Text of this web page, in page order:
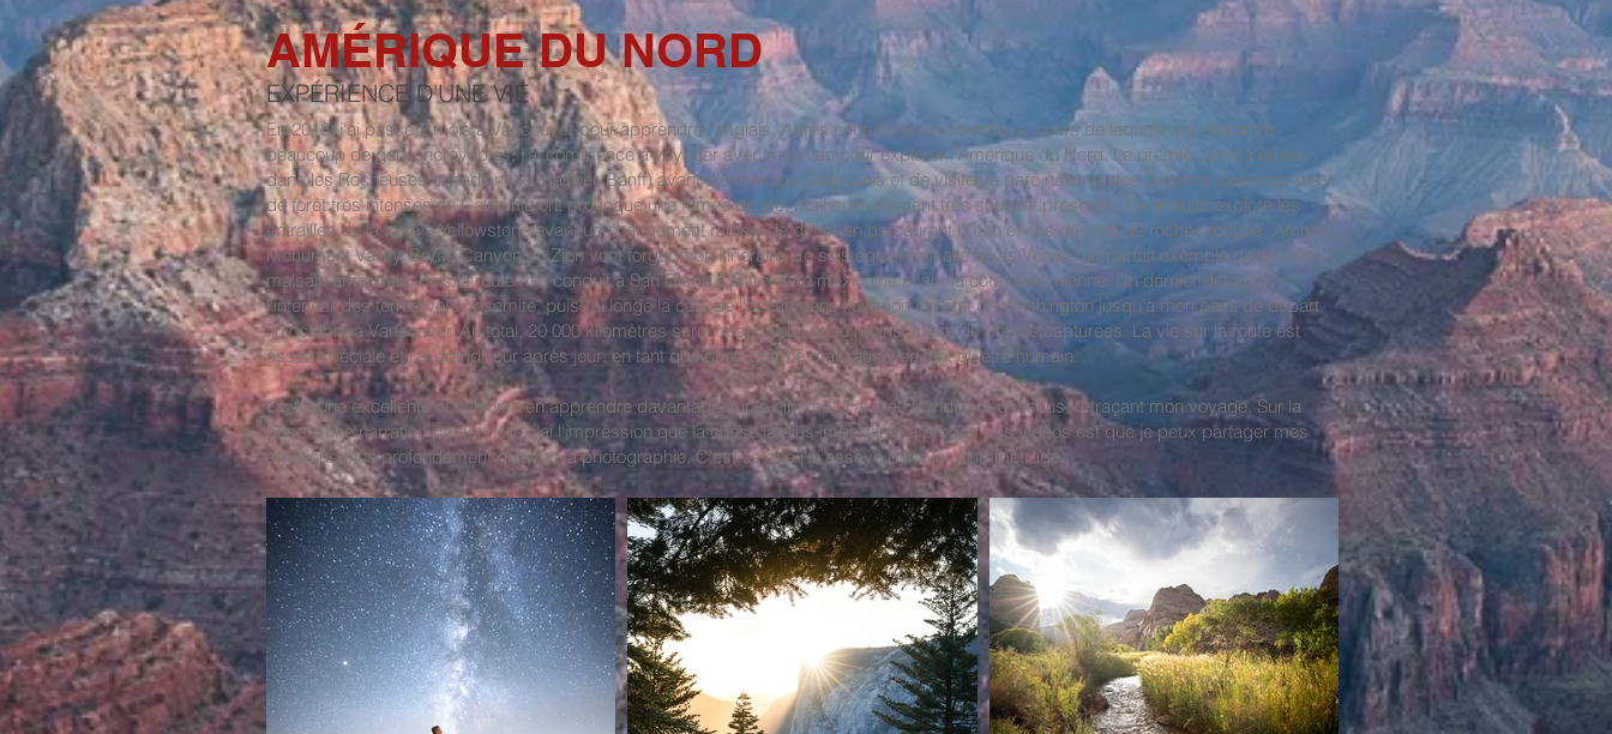
AMÉRIQUE DU NORD
EXPÉRIENCE D'UNE VIE
En 2018, j'ai passé 2 mois à Vancouver pour apprendre l'anglais. Après cette belle expérience au cours de laquelle j'ai rencontré
beaucoup de gens incroyables, j'ai commencé à voyager avec mon van pour explorer l'Amérique du Nord. Le premier arrêt a eu lieu
dans les Rocheuses canadiennes (Jasper, Banff) avant d'entrer aux États-Unis et de visiter le parc national des Glaciers. Les incendies
de forêt très intenses en Californie ont provoqué une fumée dense, malheureusement très souvent présente. J'ai ensuite exploré les
entrailles de la terre à Yellowstone avant un changement radical de décor en parcourant l'Utah et ses déserts de roches rouges. Arches,
Monument Valley, Bryce Canyon ou Zion vont forger mon itinéraire. Je suis également allé à Las Vegas, un parfait exemple de l'excès
malsain américain. Puis la route m'a conduit à San Diego à la frontière mexicaine et sur la côte californienne. Un dernier détour à
l'intérieur des terres vers Yosemite, puis j'ai longé la côte de l'océan dans l'Oregon et l'État de Washington jusqu'à mon point de départ
fin octobre à Vancouver. Au total, 20 000 kilomètres seront parcourus et au moins autant de photos capturées. La vie sur la route est
assez spéciale et j'ai grandi jour après jour: en tant que photographe mais aussi en tant qu'être humain.
Ce fut une excellente occasion d'en apprendre davantage sur le cinéma. J'ai créé la vidéo ci-dessous, retraçant mon voyage. Sur la
base d'une narration personnelle, j'ai l'impression que la chose la plus importante à propos des vidéos est que je peux partager mes
émotions plus profondément qu'avec la photographie. C'est ce que j'ai essayé dans le court métrage.